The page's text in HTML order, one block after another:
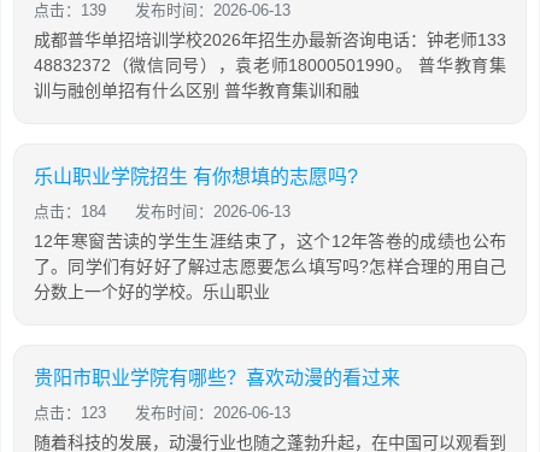
点击：139 发布时间：2026-06-13
成都普华单招培训学校2026年招生办最新咨询电话：钟老师133
48832372（微信同号），袁老师18000501990。 普华教育集
训与融创单招有什么区别 普华教育集训和融
乐山职业学院招生 有你想填的志愿吗?
点击：184 发布时间：2026-06-13
12年寒窗苦读的学生生涯结束了，这个12年答卷的成绩也公布
了。同学们有好好了解过志愿要怎么填写吗?怎样合理的用自己
分数上一个好的学校。乐山职业
贵阳市职业学院有哪些？喜欢动漫的看过来
点击：123 发布时间：2026-06-13
随着科技的发展，动漫行业也随之蓬勃升起，在中国可以观看到